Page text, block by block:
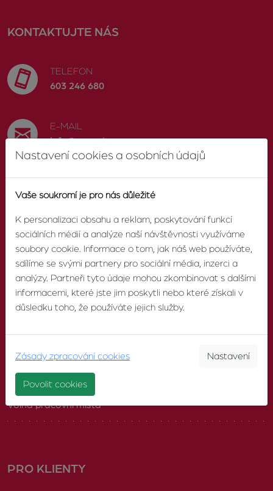
KONTAKTUJTE NÁS
TELEFON
603 246 680
E-MAIL
info@zvonek.cz
SOCIÁLNÍ SÍTĚ
Facebook
O AGENTUŘE
O nás
Náš tým
Volná pracovní místa
PRO KLIENTY
Nastavení cookies a osobních údajů
Vaše soukromí je pro nás důležité
K personalizaci obsahu a reklam, poskytování funkcí
sociálních médií a analýze naší návštěvnosti využíváme
soubory cookie. Informace o tom, jak náš web používáte,
sdílíme se svými partnery pro sociální média, inzerci a
analýzy. Partneři tyto údaje mohou zkombinovat s dalšími
informacemi, které jste jim poskytli nebo které získali v
důsledku toho, že používáte jejich služby.
Zásady zpracování cookies Nastavení
Povolit cookies